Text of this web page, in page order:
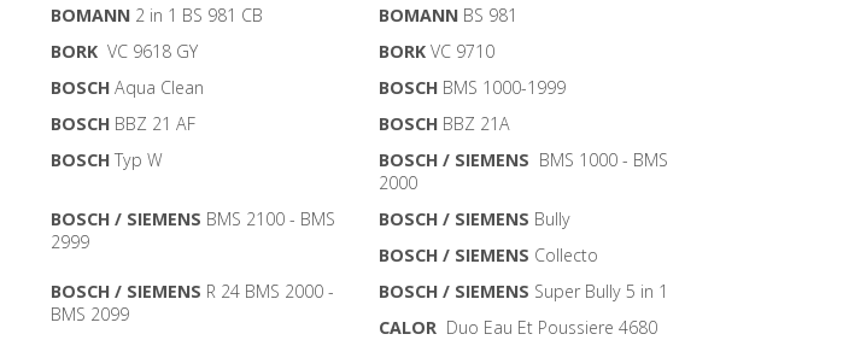
BOMANN2 in 1 BS 981 CB BOMANN BS 981
BORKVC 9618 GY BORK VC 9710
BOSCHAqua Clean BOSCH BMS 1000-1999
BOSCHBBZ 21 AF BOSCH BBZ 21A
BOSCHTyp W BOSCH / SIEMENS BMS 1000 - BMS
2000
BOSCH / SIEMENS BMS 2100 - BMS
2999
BOSCH / SIEMENS Bully
BOSCH / SIEMENS Collecto
BOSCH / SIEMENS R 24 BMS 2000 -
BMS 2099
BOSCH / SIEMENS Super Bully 5 in 1
CALOR Duo Eau Et Poussiere 4680